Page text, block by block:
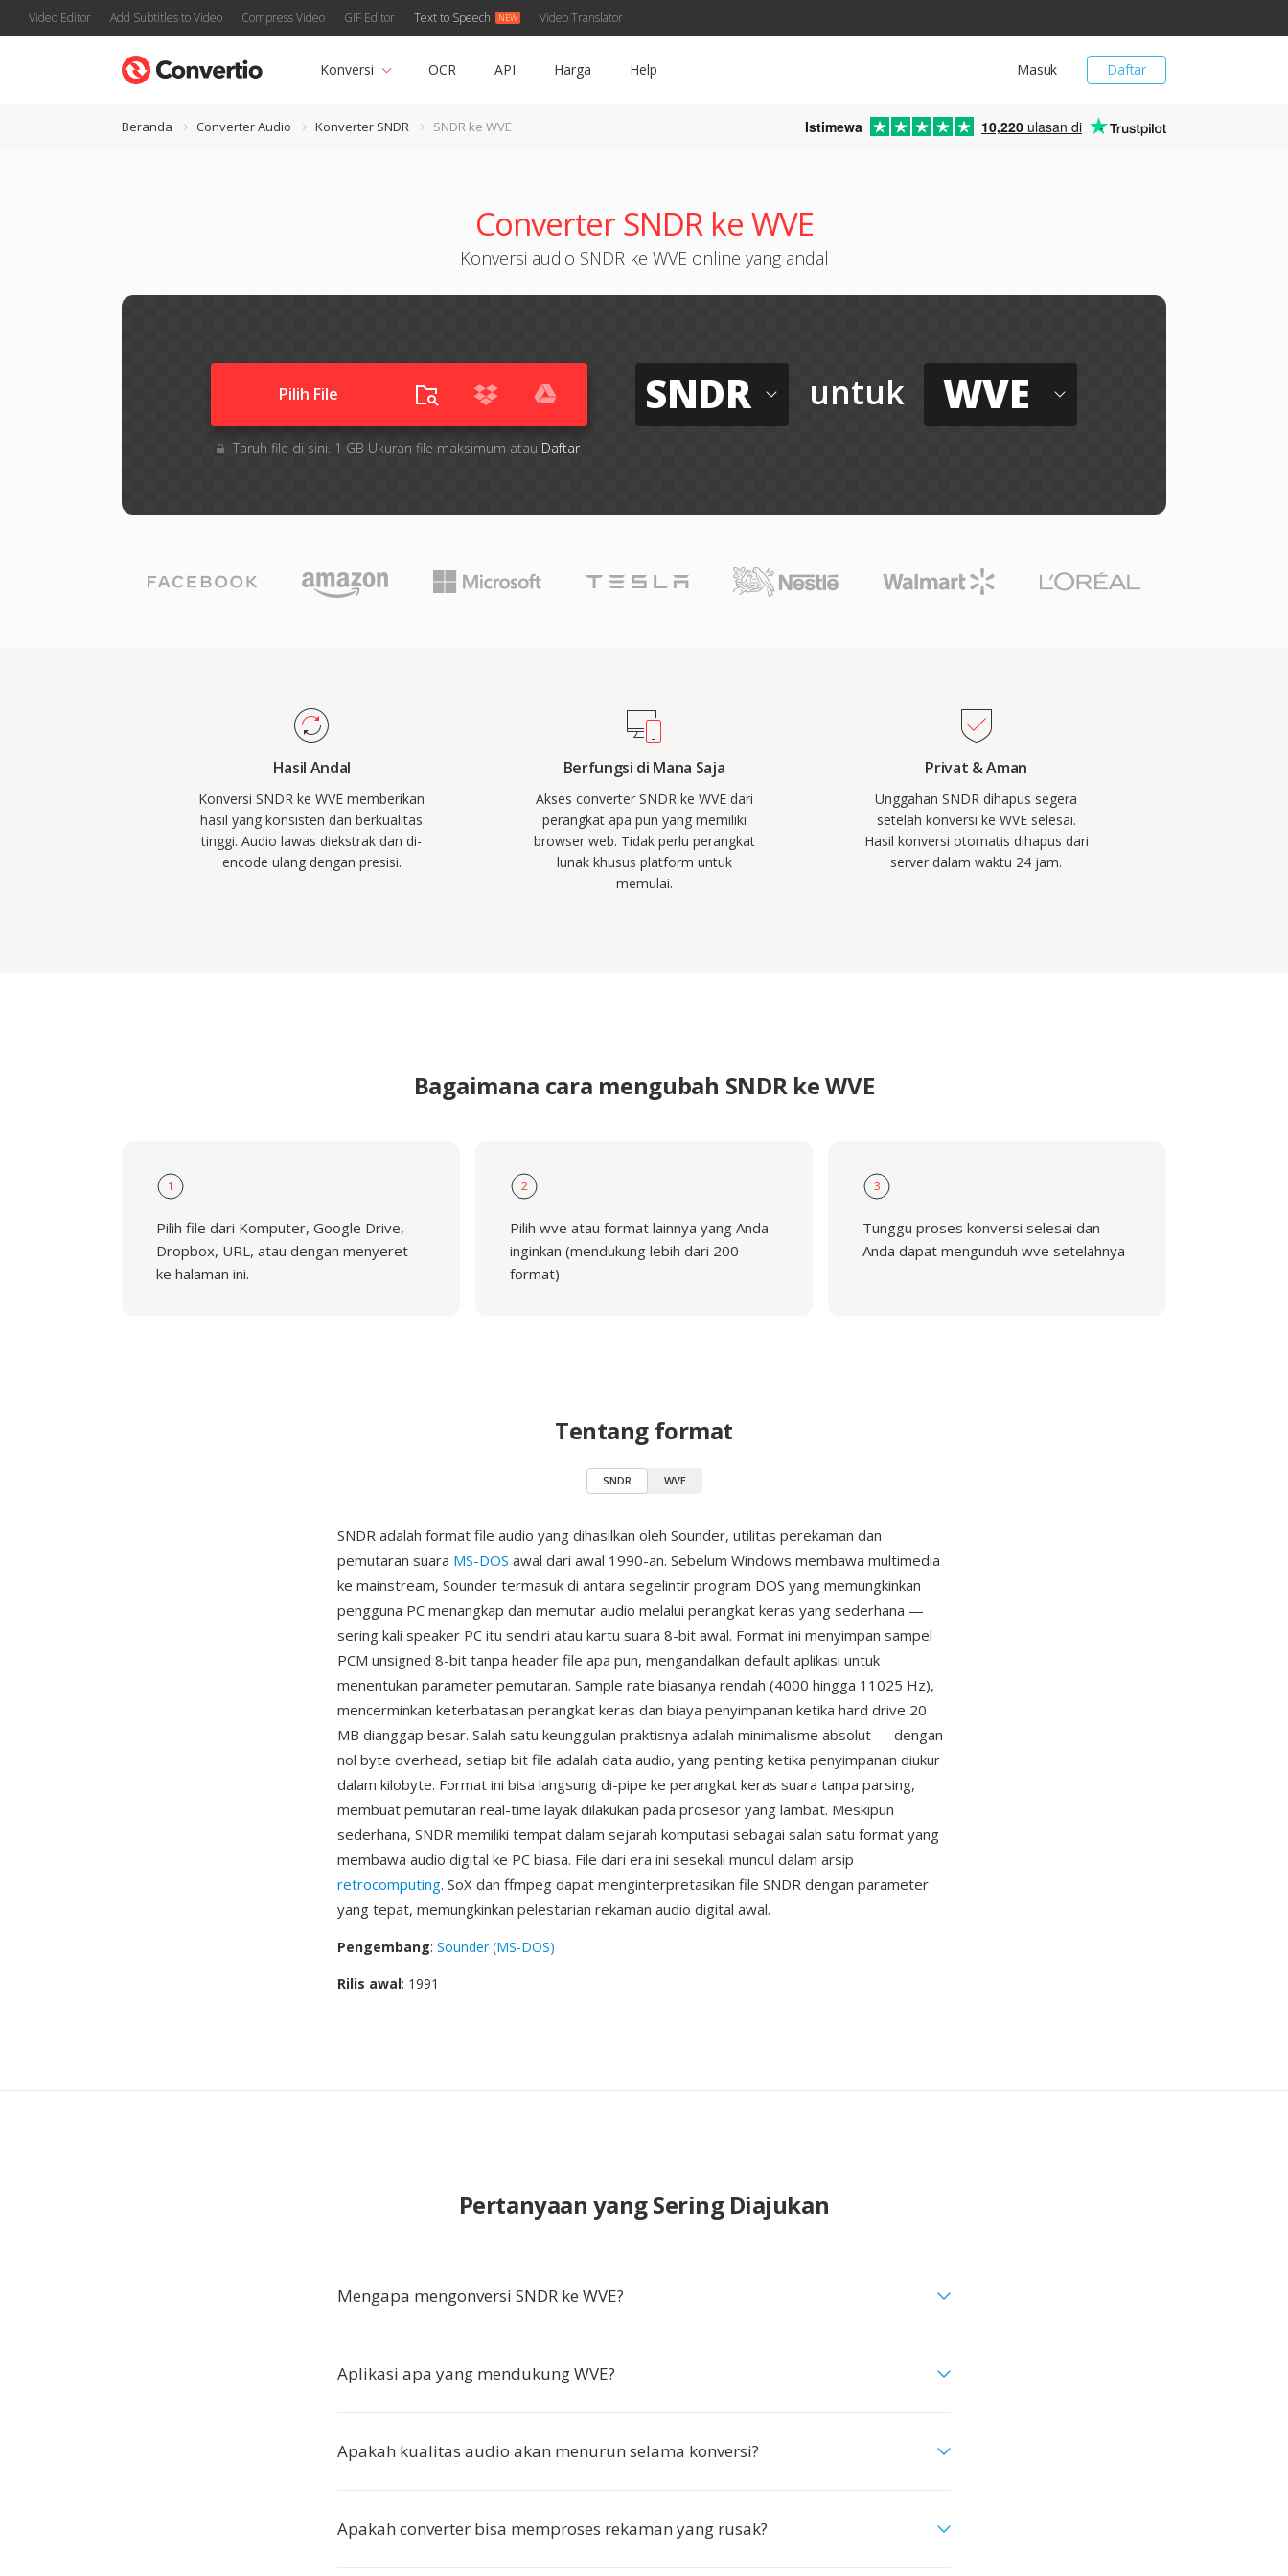
Video Editor Add Subtitles to Video Compress Video GIF Editor Text to Speech Video Translator
Daftar
Masuk
Konversi OCR API Harga Help
Beranda Converter Audio Konverter SNDR SNDR ke WVE Istimewa 10,220 ulasan di
Converter SNDR ke WVE
Konversi audio SNDR ke WVE online yang andal
Pilih File
Taruh file di sini. 1 GB Ukuran file maksimum atau Daftar
SNDR untuk WVE
Hasil Andal
Konversi SNDR ke WVE memberikan
hasil yang konsisten dan berkualitas
tinggi. Audio lawas diekstrak dan di-
encode ulang dengan presisi.
Berfungsi di Mana Saja
Akses converter SNDR ke WVE dari
perangkat apa pun yang memiliki
browser web. Tidak perlu perangkat
lunak khusus platform untuk
memulai.
Privat & Aman
Unggahan SNDR dihapus segera
setelah konversi ke WVE selesai.
Hasil konversi otomatis dihapus dari
server dalam waktu 24 jam.
Bagaimana cara mengubah SNDR ke WVE
1
Pilih file dari Komputer, Google Drive,
Dropbox, URL, atau dengan menyeret
ke halaman ini.
2
Pilih wve atau format lainnya yang Anda
inginkan (mendukung lebih dari 200
format)
3
Tunggu proses konversi selesai dan
Anda dapat mengunduh wve setelahnya
Tentang format
SNDR WVE
SNDR adalah format file audio yang dihasilkan oleh Sounder, utilitas perekaman dan
pemutaran suara MS-DOS awal dari awal 1990-an. Sebelum Windows membawa multimedia
ke mainstream, Sounder termasuk di antara segelintir program DOS yang memungkinkan
pengguna PC menangkap dan memutar audio melalui perangkat keras yang sederhana —
sering kali speaker PC itu sendiri atau kartu suara 8-bit awal. Format ini menyimpan sampel
PCM unsigned 8-bit tanpa header file apa pun, mengandalkan default aplikasi untuk
menentukan parameter pemutaran. Sample rate biasanya rendah (4000 hingga 11025 Hz),
mencerminkan keterbatasan perangkat keras dan biaya penyimpanan ketika hard drive 20
MB dianggap besar. Salah satu keunggulan praktisnya adalah minimalisme absolut — dengan
nol byte overhead, setiap bit file adalah data audio, yang penting ketika penyimpanan diukur
dalam kilobyte. Format ini bisa langsung di-pipe ke perangkat keras suara tanpa parsing,
membuat pemutaran real-time layak dilakukan pada prosesor yang lambat. Meskipun
sederhana, SNDR memiliki tempat dalam sejarah komputasi sebagai salah satu format yang
membawa audio digital ke PC biasa. File dari era ini sesekali muncul dalam arsip
retrocomputing. SoX dan ffmpeg dapat menginterpretasikan file SNDR dengan parameter
yang tepat, memungkinkan pelestarian rekaman audio digital awal.
Pengembang: Sounder (MS-DOS)
Rilis awal: 1991
Pertanyaan yang Sering Diajukan
Mengapa mengonversi SNDR ke WVE?
Aplikasi apa yang mendukung WVE?
Apakah kualitas audio akan menurun selama konversi?
Apakah converter bisa memproses rekaman yang rusak?